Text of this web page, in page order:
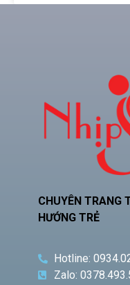
CHUYÊN TRANG
HƯỚNG TRẺ
Hotline:
Zalo: